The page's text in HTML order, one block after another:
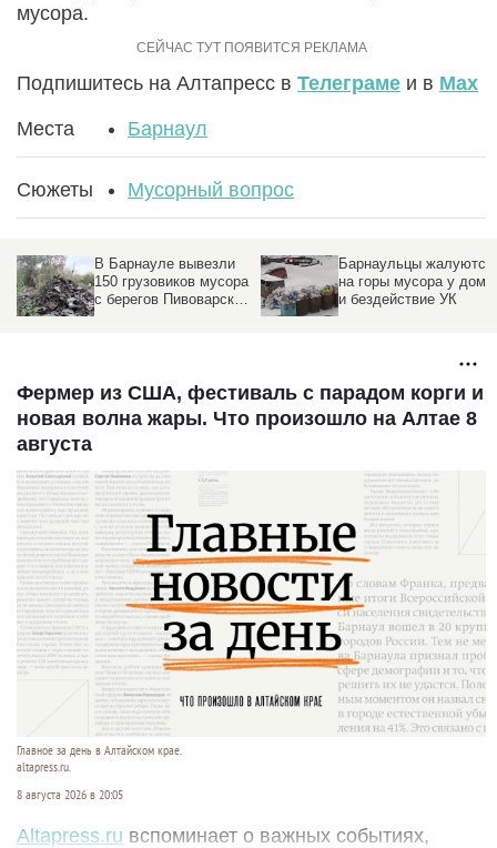
мусора.
Подпишитесь на Алтапресс в Телеграме и в Max
Места Барнаул
Сюжеты Мусорный вопрос
В Барнауле вывезли
150 грузовиков мусора
с берегов Пивоварского
Барнаульцы жалуются
на горы мусора у дома
и бездействие УК
Фермер из США, фестиваль с парадом корги и
новая волна жары. Что произошло на Алтае 8
августа
Главное за день в Алтайском крае.
altapress.ru.
8 августа 2026 в 20:05
Altapress.ru вспоминает о важных событиях,